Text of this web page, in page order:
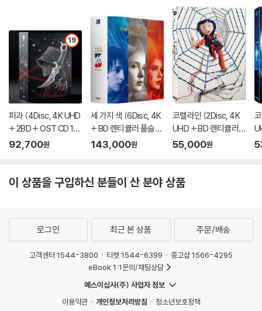
가하니 최신 소프트웨어로 업데이트된 DVD/BD 전용 기기에서 재생하실
것을 권유해 드립니다.
2) 정전기와 먼지로 인해 재생이 원활하지 않은 경우가 있습니다. 디스크
를 마른 천으로 닦으시거나, DVD 클리너 등 전용 제품을 이용하면 대부분
해결됩니다.
3) 일부 PC 연결형 ODD의 경우 호환 상의 문제로 정상적인 디스크도 재
생이 불가능한 경우가 있습니다. 독립형 전용 플레이어 사용을 권장드리
며, ODD 사용으로 인한 재생 불량의 경우 교환 시에도 동일한 오류가 발
생할 수 있음을 알려드립니다.
있으며, 상품의 불량이 아닙니다. 단, 재생에 이상이 있는 경우에는 불량으
※ 교환/반품 안내
1) 불량으로 인한 교환/반품 요청 시에는 불량 확인을 위해 개봉 시의 동영
상을 요청할 수 있으며, 동영상이 없는 경우 교환/반품이 제한될 수 있습니
관련 사진과 동영상 및 재생 기기 모델명을 첨부하여 첨부하여 고객센터에
19
파과 (4Disc, 4K UHD
+ 2BD + OST CD 15
00장 한정 스틸북 한정
92,700원
세 가지 색 (6Disc, 4K
+ BD 렌티큘러 풀슬립
트릴로지 박스 한정판)
143,000원
코렐라인 (2Disc, 4K
UHD + BD 렌티큘러
풀슬립 A Type 700장
55,000원
이 상품을 구입하신 분들이 산 분야 상품
로그인 최근 본 상품 주문/배송
고객센터 1544-3800 티켓 1544-6399
중고샵 1566-4295
eBook 1:1문의/채팅상담
예스이십사(주) 사업자 정보
이용약관
개인정보처리방침
청소년보호정책